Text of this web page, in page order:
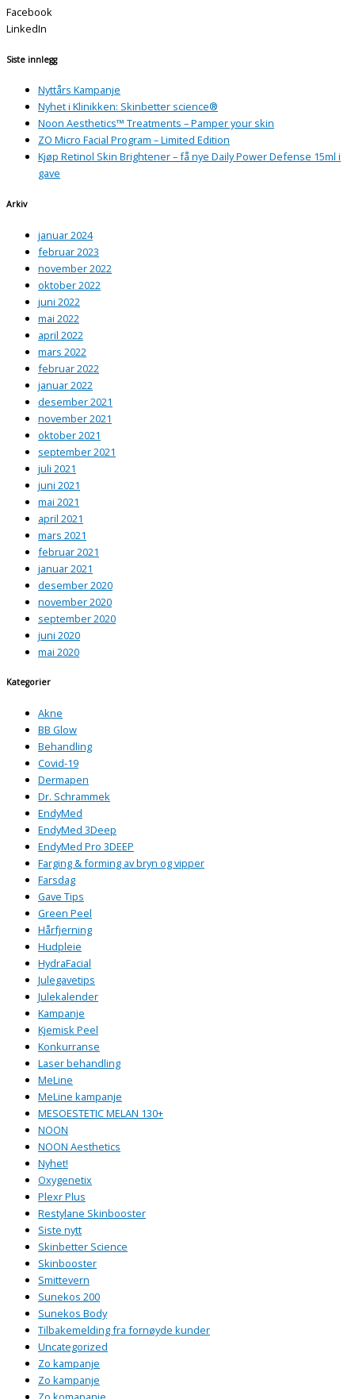
Facebook
LinkedIn
Siste innlegg
Nyttårs Kampanje
Nyhet i Klinikken: Skinbetter science®
Noon Aesthetics™ Treatments – Pamper your skin
ZO Micro Facial Program – Limited Edition
Kjøp Retinol Skin Brightener – få nye Daily Power Defense 15ml i
gave
Arkiv
januar 2024
februar 2023
november 2022
oktober 2022
juni 2022
mai 2022
april 2022
mars 2022
februar 2022
januar 2022
desember 2021
november 2021
oktober 2021
september 2021
juli 2021
juni 2021
mai 2021
april 2021
mars 2021
februar 2021
januar 2021
desember 2020
november 2020
september 2020
juni 2020
mai 2020
Kategorier
Akne
BB Glow
Behandling
Covid-19
Dermapen
Dr. Schrammek
EndyMed
EndyMed 3Deep
EndyMed Pro 3DEEP
Farging & forming av bryn og vipper
Farsdag
Gave Tips
Green Peel
Hårfjerning
Hudpleie
HydraFacial
Julegavetips
Julekalender
Kampanje
Kjemisk Peel
Konkurranse
Laser behandling
MeLine
MeLine kampanje
MESOESTETIC MELAN 130+
NOON
NOON Aesthetics
Nyhet!
Oxygenetix
Plexr Plus
Restylane Skinbooster
Siste nytt
Skinbetter Science
Skinbooster
Smittevern
Sunekos 200
Sunekos Body
Tilbakemelding fra fornøyde kunder
Uncategorized
Zo kampanje
Zo kampanje